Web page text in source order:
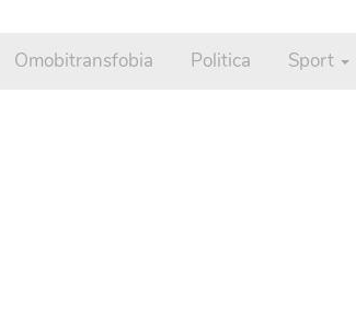
Omobitransfobia Politica Sport